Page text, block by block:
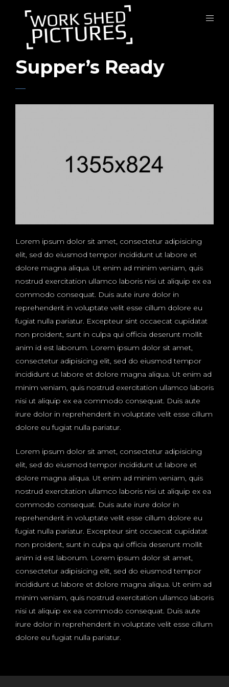
Supper’s Ready
Lorem ipsum dolor sit amet, consectetur adipisicing
elit, sed do eiusmod tempor incididunt ut labore et
dolore magna aliqua. Ut enim ad minim veniam, quis
nostrud exercitation ullamco laboris nisi ut aliquip ex ea
commodo consequat. Duis aute irure dolor in
reprehenderit in voluptate velit esse cillum dolore eu
fugiat nulla pariatur. Excepteur sint occaecat cupidatat
non proident, sunt in culpa qui officia deserunt mollit
anim id est laborum. Lorem ipsum dolor sit amet,
consectetur adipisicing elit, sed do eiusmod tempor
incididunt ut labore et dolore magna aliqua. Ut enim ad
minim veniam, quis nostrud exercitation ullamco laboris
nisi ut aliquip ex ea commodo consequat. Duis aute
irure dolor in reprehenderit in voluptate velit esse cillum
dolore eu fugiat nulla pariatur.
Lorem ipsum dolor sit amet, consectetur adipisicing
elit, sed do eiusmod tempor incididunt ut labore et
dolore magna aliqua. Ut enim ad minim veniam, quis
nostrud exercitation ullamco laboris nisi ut aliquip ex ea
commodo consequat. Duis aute irure dolor in
reprehenderit in voluptate velit esse cillum dolore eu
fugiat nulla pariatur. Excepteur sint occaecat cupidatat
non proident, sunt in culpa qui officia deserunt mollit
anim id est laborum. Lorem ipsum dolor sit amet,
consectetur adipisicing elit, sed do eiusmod tempor
incididunt ut labore et dolore magna aliqua. Ut enim ad
minim veniam, quis nostrud exercitation ullamco laboris
nisi ut aliquip ex ea commodo consequat. Duis aute
irure dolor in reprehenderit in voluptate velit esse cillum
dolore eu fugiat nulla pariatur.